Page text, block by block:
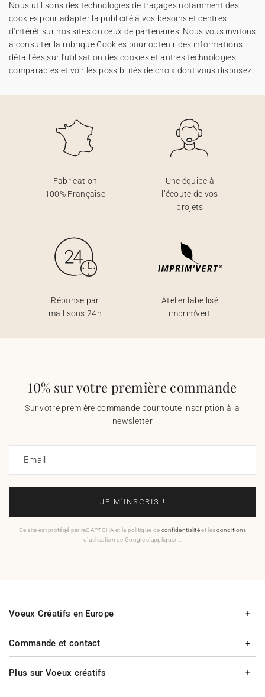
Nous utilisons des technologies de traçages notamment des
cookies pour adapter la publicité à vos besoins et centres
d'intérêt sur nos sites ou ceux de partenaires. Nous vous invitons
à consulter la rubrique Cookies pour obtenir des informations
détaillées sur l'utilisation des cookies et autres technologies
comparables et voir les possibilités de choix dont vous disposez.
Fabrication
100% Française
Une équipe à
l’écoute de vos
projets
Réponse par
mail sous 24h
Atelier labellisé
imprim'vert
10% sur votre première commande
Sur votre première commande pour toute inscription à la
newsletter
Email
JE M'INSCRIS !
Ce site est protégé par reCAPTCHA et la politique de confidentialitéet lesconditions
d'utilisation de Google s'appliquent.
Commande et contact
Plus sur Voeux créatifs
Voeux Créatifs en Europe